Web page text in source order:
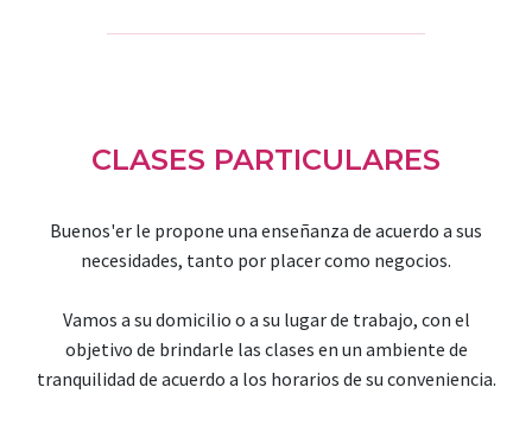
CLASES PARTICULARES
Buenos'er le propone una enseñanza de acuerdo a sus
necesidades, tanto por placer como negocios.
Vamos a su domicilio o a su lugar de trabajo, con el
objetivo de brindarle las clases en un ambiente de
tranquilidad de acuerdo a los horarios de su conveniencia.